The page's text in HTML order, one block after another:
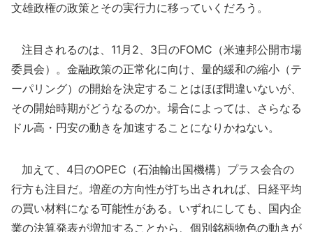
文雄政権の政策とその実行力に移っていくだろう。
注目されるのは、11月2、3日のFOMC（米連邦公開市場
委員会）。金融政策の正常化に向け、量的緩和の縮小（テ
ーパリング）の開始を決定することはほぼ間違いないが、
その開始時期がどうなるのか。場合によっては、さらなる
ドル高・円安の動きを加速することになりかねない。
加えて、4日のOPEC（石油輸出国機構）プラス会合の
行方も注目だ。増産の方向性が打ち出されれば、日経平均
の買い材料になる可能性がある。いずれにしても、国内企
業の決算発表が増加することから、個別銘柄物色の動きが